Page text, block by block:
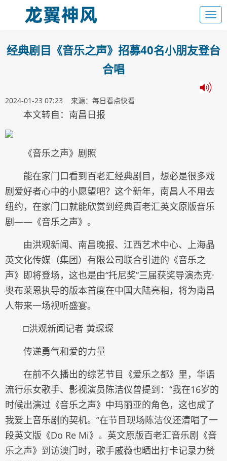
经典剧目《音乐之声》招募40名小朋友登台
合唱
2024-01-23 07:23 来源：每日看点快看
本文转自：南昌日报
《音乐之声》剧照
能在家门口看到百老汇经典剧目，想必是很多戏
剧爱好者心中的小愿望吧？这个新年，南昌人不用去
纽约，在家门口就能欣赏到经典百老汇英文原版音乐
剧——《音乐之声》。
由洪观新闻、南昌晚报、江西艺术中心、上海晶
英文化传媒（集团）有限公司联合引进的《音乐之
声》即将登场，这也是由“托尼奖”三届获奖导演杰克·
奥布莱恩执导的版本首度在中国大陆亮相，将为南昌
人带来一场视听盛宴。
□洪观新闻记者 黄琛琛
传递勇气和爱的力量
在前不久播出的综艺节目《爱乐之都》里，华语
流行乐女歌手、影视演员陈洁仪曾提到：“我在16岁的
时候出演过《音乐之声》中玛丽亚的角色，这也成了
我爱上音乐剧的契机。”在节目现场陈洁仪还清唱了一
段英文版《Do Re Mi》。英文原版百老汇音乐剧《音
乐之声》到访澳门时，歌手戚薇也晒出打卡记录力赞